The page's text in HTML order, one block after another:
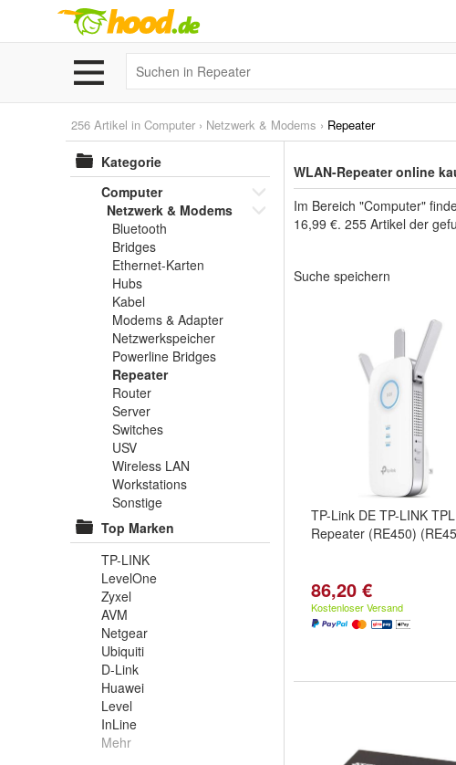
256 Artikel in Computer › Netzwerk & Modems › Repeater
Kategorie
Computer
Netzwerk & Modems
Bluetooth
Bridges
Ethernet-Karten
Hubs
Kabel
Modems & Adapter
Netzwerkspeicher
Powerline Bridges
Repeater
Router
Server
Switches
USV
Wireless LAN
Workstations
Sonstige
Top Marken
TP-LINK
LevelOne
Zyxel
AVM
Netgear
Ubiquiti
D-Link
Huawei
Level
InLine
Mehr
WLAN-Repeater online
Im Bereich "Computer"
16,99 €. 255 Artikel der
Suche speichern
TP-Link DE TP-LINK
Repeater (RE450)
86,20 €
Kostenloser Versand